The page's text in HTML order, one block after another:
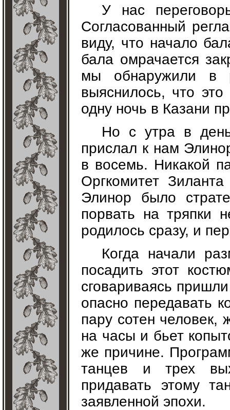
У нас
Согласованный
виду, что начало
бала омрачается
мы обнаружили в
выяснилось, что
одну ночь в Казани
Но с утра в
прислал к нам
в восемь. Никакой
Оргкомитет
Элинор было
порвать на тряпки
родилось сразу, и
Когда начали
посадить этот
сговариваясь
опасно передавать
пару сотен человек,
на часы и бьет
же причине.
танцев и трех
придавать этому
заявленной эпохи.